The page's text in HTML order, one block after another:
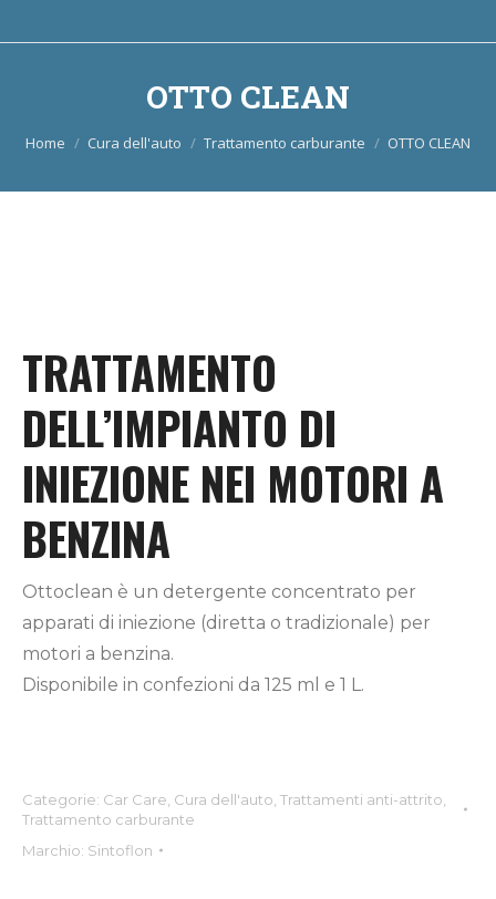
OTTO CLEAN
Tu sei qui:
Home Cura dell'auto Trattamento carburante OTTO CLEAN
TRATTAMENTO
DELL’IMPIANTO DI
INIEZIONE NEI MOTORI A
BENZINA
Ottoclean è un detergente concentrato per
apparati di iniezione (diretta o tradizionale) per
motori a benzina.
Disponibile in confezioni da 125 ml e 1 L.
Categorie: Car Care Cura dell'auto Trattamenti anti-attrito
Trattamento carburante
Marchio: Sintoflon